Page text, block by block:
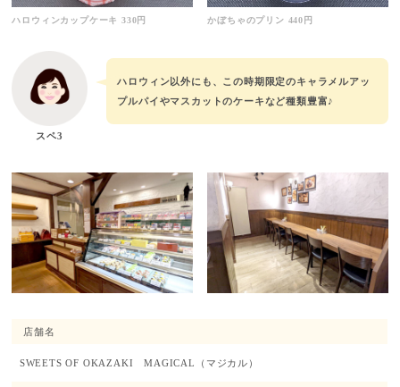
ハロウィンカップケーキ 330円 かぼちゃのプリン 440円
スペ3
ハロウィン以外にも、この時期限定のキャラメルアッ
プルパイやマスカットのケーキなど種類豊富♪
店舗名
SWEETS OF OKAZAKI MAGICAL （マジカル）